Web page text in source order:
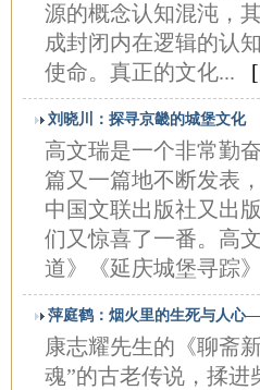
源的概念认知混沌，
成封闭内在逻辑的认
使命。真正的文化...
刘晓川：探寻京畿的城堡文化
高文瑞是一个非常勤
篇又一篇地不断发表
中国文联出版社又出
们又惊喜了一番。高
道》《延庆城堡寻踪
萍庭鹤：烟火里的生死与人心
康志耀先生的《聊斋
魂”的古老传说，揉